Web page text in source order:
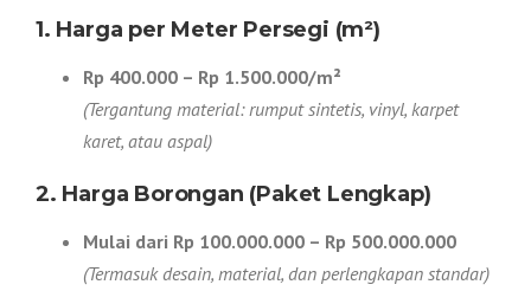
1. Harga per Meter Persegi (m²)
Rp 400.000 – Rp 1.500.000/m²
(Tergantung material: rumput sintetis, vinyl, karpet
karet, atau aspal)
2. Harga Borongan (Paket Lengkap)
Mulai dari Rp 100.000.000 – Rp 500.000.000
(Termasuk desain, material, dan perlengkapan standar)